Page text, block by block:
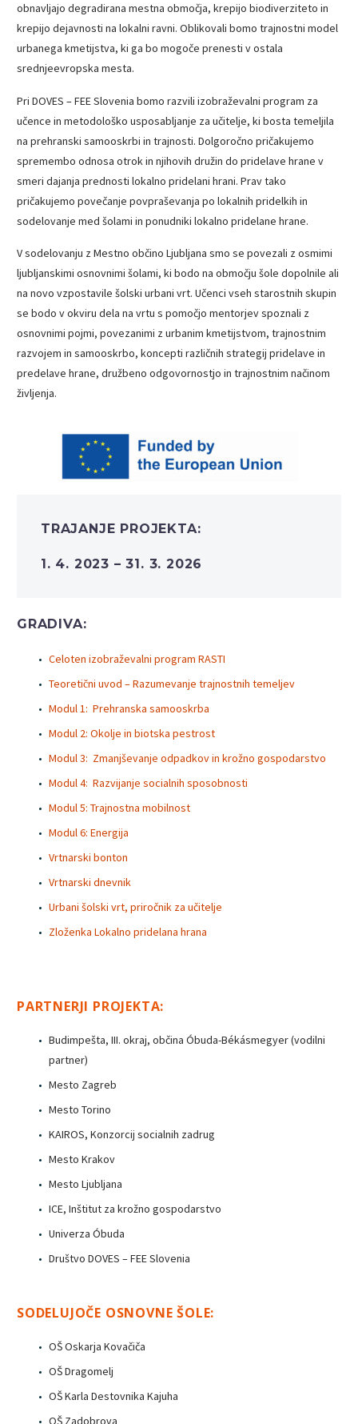
obnavljajo degradirana mestna območja, krepijo biodiverziteto in
krepijo dejavnosti na lokalni ravni. Oblikovali bomo trajnostni model
urbanega kmetijstva, ki ga bo mogoče prenesti v ostala
srednjeevropska mesta.
Pri DOVES – FEE Slovenia bomo razvili izobraževalni program za
učence in metodološko usposabljanje za učitelje, ki bosta temeljila
na prehranski samooskrbi in trajnosti. Dolgoročno pričakujemo
spremembo odnosa otrok in njihovih družin do pridelave hrane v
smeri dajanja prednosti lokalno pridelani hrani. Prav tako
pričakujemo povečanje povpraševanja po lokalnih pridelkih in
sodelovanje med šolami in ponudniki lokalno pridelane hrane.
V sodelovanju z Mestno občino Ljubljana smo se povezali z osmimi
ljubljanskimi osnovnimi šolami, ki bodo na območju šole dopolnile ali
na novo vzpostavile šolski urbani vrt. Učenci vseh starostnih skupin
se bodo v okviru dela na vrtu s pomočjo mentorjev spoznali z
osnovnimi pojmi, povezanimi z urbanim kmetijstvom, trajnostnim
razvojem in samooskrbo, koncepti različnih strategij pridelave in
predelave hrane, družbeno odgovornostjo in trajnostnim načinom
življenja.
TRAJANJE PROJEKTA:
1. 4. 2023 – 31. 3. 2026
GRADIVA:
Celoten izobraževalni program RASTI
Teoretični uvod – Razumevanje trajnostnih temeljev
Modul 1: Prehranska samooskrba
Modul 2: Okolje in biotska pestrost
Modul 3: Zmanjševanje odpadkov in krožno gospodarstvo
Modul 4: Razvijanje socialnih sposobnosti
Modul 5: Trajnostna mobilnost
Modul 6: Energija
Vrtnarski bonton
Vrtnarski dnevnik
Urbani šolski vrt, priročnik za učitelje
Zloženka Lokalno pridelana hrana
PARTNERJI PROJEKTA:
Budimpešta, III. okraj, občina Óbuda-Békásmegyer (vodilni
partner)
Mesto Zagreb
Mesto Torino
KAIROS, Konzorcij socialnih zadrug
Mesto Krakov
Mesto Ljubljana
ICE, Inštitut za krožno gospodarstvo
Univerza Óbuda
Društvo DOVES – FEE Slovenia
SODELUJOČE OSNOVNE ŠOLE:
OŠ Oskarja Kovačiča
OŠ Dragomelj
OŠ Karla Destovnika Kajuha
OŠ Zadobrova